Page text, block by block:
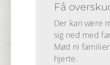
Få
Der kan være
sig ned med
Mød ni
hjerte.